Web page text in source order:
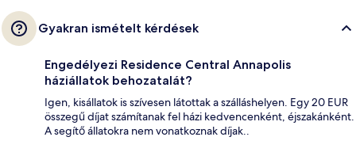
Gyakran ismételt kérdések
Engedélyezi Residence Central Annapolis
háziállatok behozatalát?
Igen, kisállatok is szívesen látottak a szálláshelyen. Egy 20 EUR
összegű díjat számítanak fel házi kedvencenként, éjszakánként.
A segítő állatokra nem vonatkoznak díjak..